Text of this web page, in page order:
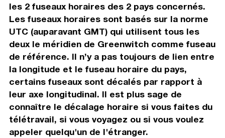
les 2 fuseaux horaires des 2 pays concernés.
Les fuseaux horaires sont basés sur la norme
UTC (auparavant GMT) qui utilisent tous les
deux le méridien de Greenwitch comme fuseau
de référence. Il n’y a pas toujours de lien entre
la longitude et le fuseau horaire du pays,
certains fuseaux sont décalés par rapport à
leur axe longitudinal. Il est plus sage de
connaître le décalage horaire si vous faites du
télétravail, si vous voyagez ou si vous voulez
appeler quelqu'un de l'étranger.